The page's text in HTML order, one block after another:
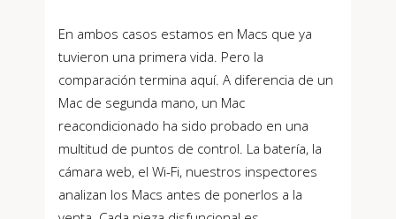
En ambos casos estamos en Macs que ya
tuvieron una primera vida. Pero la
comparación termina aquí. A diferencia de un
Mac de segunda mano, un Mac
reacondicionado ha sido probado en una
multitud de puntos de control. La batería, la
cámara web, el Wi-Fi, nuestros inspectores
analizan los Macs antes de ponerlos a la